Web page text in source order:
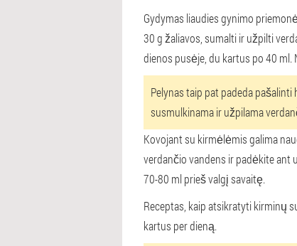
Gydymas liaudies gynimo
30 g žaliavos, sumalti ir užpilti
dienos pusėje, du kartus po 40
Pelynas taip pat padeda
susmulkinama ir užpilama
Kovojant su kirmėlėmis galima
verdančio vandens ir padėkite ant
70-80 ml prieš valgį savaitę.
Receptas, kaip atsikratyti kirminų
kartus per dieną.